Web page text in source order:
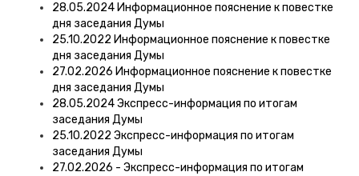
28.05.2024 Информационное пояснение к повестке
дня заседания Думы
25.10.2022 Информационное пояснение к повестке
дня заседания Думы
27.02.2026 Информационное пояснение к повестке
дня заседания Думы
28.05.2024 Экспресс-информация по итогам
заседания Думы
25.10.2022 Экспресс-информация по итогам
заседания Думы
27.02.2026 - Экспресс-информация по итогам